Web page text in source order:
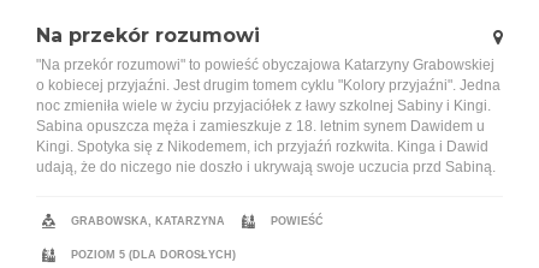
Na przekór rozumowi
"Na przekór rozumowi" to powieść obyczajowa Katarzyny Grabowskiej
o kobiecej przyjaźni. Jest drugim tomem cyklu "Kolory przyjaźni". Jedna
noc zmieniła wiele w życiu przyjaciółek z ławy szkolnej Sabiny i Kingi.
Sabina opuszcza męża i zamieszkuje z 18. letnim synem Dawidem u
Kingi. Spotyka się z Nikodemem, ich przyjaźń rozkwita. Kinga i Dawid
udają, że do niczego nie doszło i ukrywają swoje uczucia przd Sabiną.
GRABOWSKA, KATARZYNA POWIEŚĆ
POZIOM 5 (DLA DOROSŁYCH)